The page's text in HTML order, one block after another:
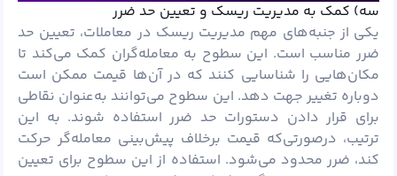
سه) کمک به مدیریت ریسک و تعیین حد ضرر
یکی از جنبه‌های مهم مدیریت ریسک در معاملات، تعیین حد
ضرر مناسب است. این سطوح به معامله‌گران کمک می‌کند تا
مکان‌هایی را شناسایی کنند که در آن‌ها قیمت ممکن است
دوباره تغییر جهت دهد. این سطوح می‌توانند به‌عنوان نقاطی
برای قرار دادن دستورات حد ضرر استفاده شوند. به این
ترتیب، درصورتی‌که قیمت برخلاف پیش‌بینی معامله‌گر حرکت
کند، ضرر محدود می‌شود. استفاده از این سطوح برای تعیین